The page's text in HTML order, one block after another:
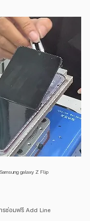
galaxy Z Flip
รซ่อมฟรี Add Line